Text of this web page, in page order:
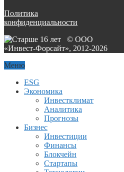
Политика
конфиденциальности
© ООО
«Инвест-Форсайт», 2012-2026
Меню
ESG
Экономика
Инвестклимат
Аналитика
Прогнозы
Бизнес
Инвестиции
Финансы
Блокчейн
Стартапы